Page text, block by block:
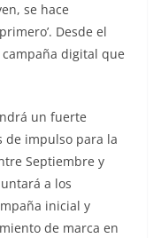
se hace
Desde el
digital que
un fuerte
de impulso para la
Septiembre y
a los
inicial y
de marca en